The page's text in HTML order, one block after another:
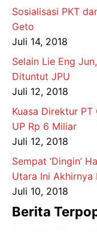
Sosialisasi PKT
Geto
Juli 14, 2018
Selain Lie Eng
Dituntut JPU
Juli 12, 2018
Kuasa Direktur
UP Rp 6 Miliar
Juli 12, 2018
Sempat ‘Dingin’
Utara Ini Akhirnya
Juli 10, 2018
Berita